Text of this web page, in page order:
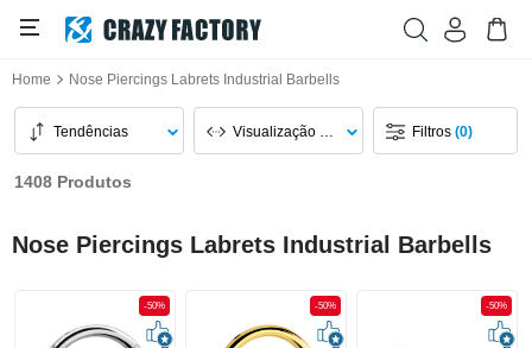
Home Nose Piercings Labrets Industrial Barbells
Tendências Visualização Da Página Filtros(0)
1408 Produtos
Nose Piercings Labrets Industrial Barbells
-50% -50% -50%